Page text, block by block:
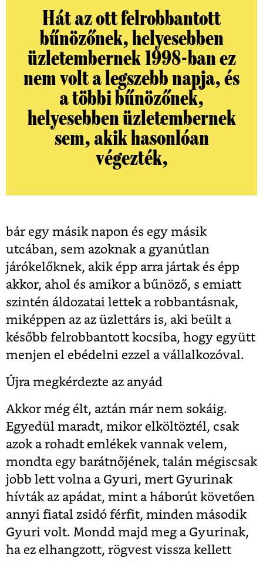
Hát az ott felrobbantott
bűnözőnek, helyesebben
üzletembernek 1998-ban ez
nem volt a legszebb napja, és
a többi bűnözőnek,
helyesebben üzletembernek
sem, akik hasonlóan
végezték,
bár egy másik napon és egy másik
utcában, sem azoknak a gyanútlan
járókelőknek, akik épp arra jártak és épp
akkor, ahol és amikor a bűnöző, s emiatt
szintén áldozatai lettek a robbantásnak,
miképpen az az üzlettárs is, aki beült a
később felrobbantott kocsiba, hogy együtt
menjen el ebédelni ezzel a vállalkozóval.
Újra megkérdezte az anyád
Akkor még élt, aztán már nem sokáig.
Egyedül maradt, mikor elköltöztél, csak
azok a rohadt emlékek vannak velem,
mondta egy barátnőjének, talán mégiscsak
jobb lett volna a Gyuri, mert Gyurinak
hívták az apádat, mint a háborút követően
annyi fiatal zsidó férfit, minden második
Gyuri volt. Mondd majd meg a Gyurinak,
ha ez elhangzott, rögvest vissza kellett